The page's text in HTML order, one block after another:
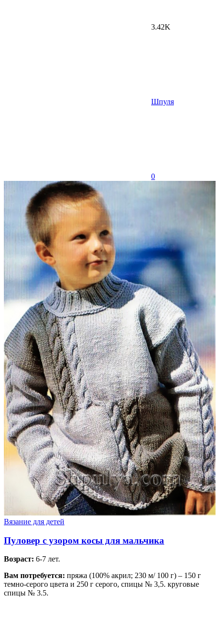
3.42K
Шпуля
0
Вязание для детей
Пуловер с узором косы для мальчика
Возраст: 6-7 лет.
Вам потребуется: пряжа (100% акрил; 230 м/ 100 г) – 150 г
темно-серого цвета и 250 г серого, спицы № 3,5. круговые
спицы № 3.5.